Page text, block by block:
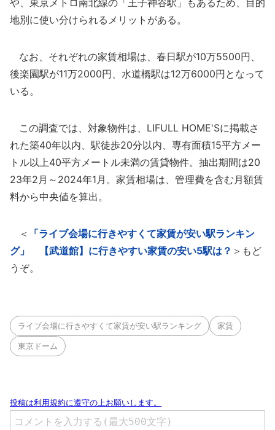
や、東京メトロ南北線の「王子神谷駅」もあるため、目的
地別に使い分けられるメリットがある。
なお、それぞれの家賃相場は、春日駅が10万5500円、
後楽園駅が11万2000円、水道橋駅は12万6000円となって
いる。
この調査では、対象物件は、LIFULL HOME'Sに掲載さ
れた築40年以内、駅徒歩20分以内、専有面積15平方メー
トル以上40平方メートル未満の賃貸物件。抽出期間は20
23年2月～2024年1月。家賃相場は、管理費を含む月額賃
料から中央値を算出。
＜
「ライブ会場に行きやすくて家賃が安い駅ランキン
グ」 【武道館】に行きやすい家賃の安い5駅は？ ＞もど
うぞ。
ライブ会場に行きやすくて家賃が安い駅ランキング 家賃
東京ドーム